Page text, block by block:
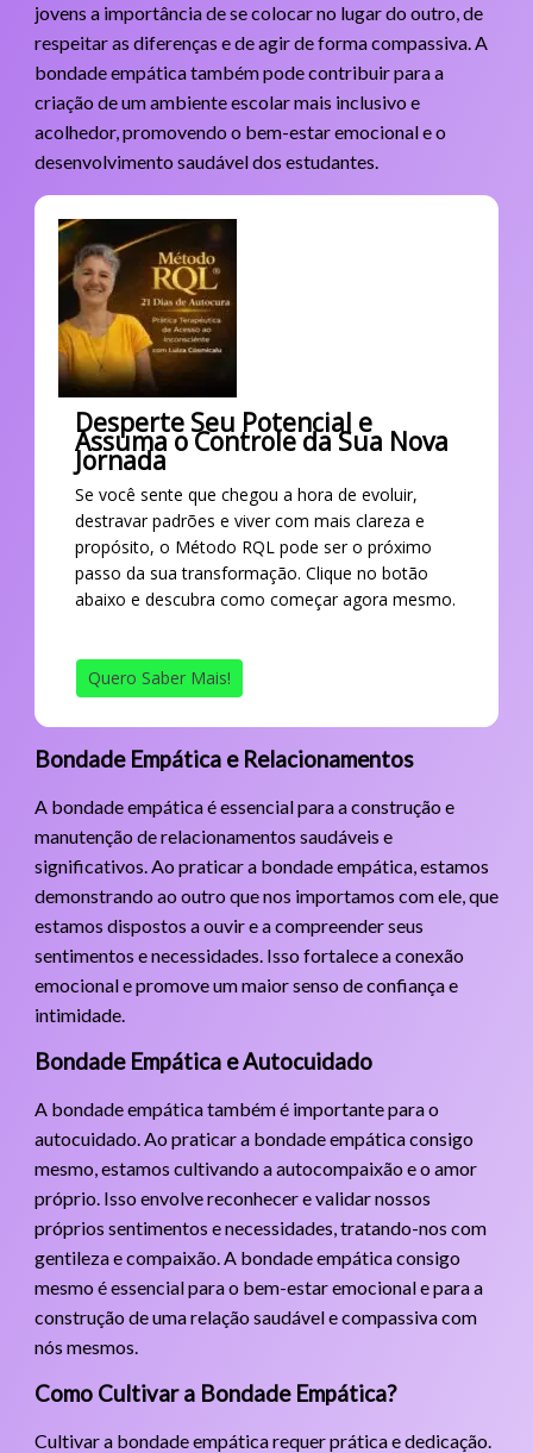
jovens a importância de se colocar no lugar do outro, de
respeitar as diferenças e de agir de forma compassiva. A
bondade empática também pode contribuir para a
criação de um ambiente escolar mais inclusivo e
acolhedor, promovendo o bem-estar emocional e o
desenvolvimento saudável dos estudantes.
Desperte Seu Potencial e
Assuma o Controle da Sua Nova
Jornada
Se você sente que chegou a hora de evoluir,
destravar padrões e viver com mais clareza e
propósito, o Método RQL pode ser o próximo
passo da sua transformação. Clique no botão
abaixo e descubra como começar agora mesmo.
Quero Saber Mais!
Bondade Empática e Relacionamentos
A bondade empática é essencial para a construção e
manutenção de relacionamentos saudáveis e
significativos. Ao praticar a bondade empática, estamos
demonstrando ao outro que nos importamos com ele, que
estamos dispostos a ouvir e a compreender seus
sentimentos e necessidades. Isso fortalece a conexão
emocional e promove um maior senso de confiança e
intimidade.
Bondade Empática e Autocuidado
A bondade empática também é importante para o
autocuidado. Ao praticar a bondade empática consigo
mesmo, estamos cultivando a autocompaixão e o amor
próprio. Isso envolve reconhecer e validar nossos
próprios sentimentos e necessidades, tratando-nos com
gentileza e compaixão. A bondade empática consigo
mesmo é essencial para o bem-estar emocional e para a
construção de uma relação saudável e compassiva com
nós mesmos.
Como Cultivar a Bondade Empática?
Cultivar a bondade empática requer prática e dedicação.